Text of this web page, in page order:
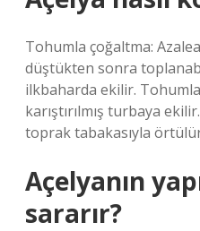
Tohumla çoğaltma:
düştükten sonra
ilkbaharda ekilir.
karıştırılmış turbaya
toprak tabakasıyla
Açelyanın
sararır?